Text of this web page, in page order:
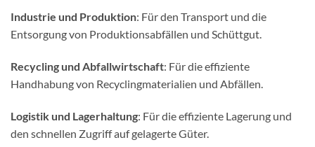
Industrie und Produktion: Für den Transport und die
Entsorgung von Produktionsabfällen und Schüttgut.
Recycling und Abfallwirtschaft: Für die effiziente
Handhabung von Recyclingmaterialien und Abfällen.
Logistik und Lagerhaltung: Für die effiziente Lagerung und
den schnellen Zugriff auf gelagerte Güter.